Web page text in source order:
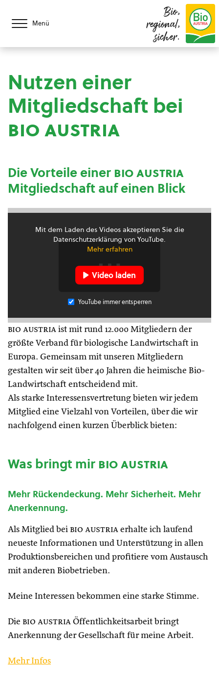
Menü
Bio,
regional,
sicher.
Nutzen einer
Mitgliedschaft bei
bio austria
Die Vorteile einerbio austria
Mitgliedschaft auf einen Blick
Mit dem Laden des Videos akzeptieren Sie die
Datenschutzerklärung von YouTube.
Mehr erfahren
Video laden
YouTube immer entsperren
bio austria ist mit rund 12.000 Mitgliedern der
größte Verband für biologische Landwirtschaft in
Europa. Gemeinsam mit unseren Mitgliedern
gestalten wir seit über 40 Jahren die heimische Bio-
Landwirtschaft entscheidend mit.
Als starke Interessensvertretung bieten wir jedem
Mitglied eine Vielzahl von Vorteilen, über die wir
nachfolgend einen kurzen Überblick bieten:
Was bringt mirbio austria
Mehr Rückendeckung. Mehr Sicherheit. Mehr
Anerkennung.
Als Mitglied bei bio austria erhalte ich laufend
neueste Informationen und Unterstützung in allen
Produktionsbereichen und profitiere vom Austausch
mit anderen Biobetrieben.
Meine Interessen bekommen eine starke Stimme.
Die bio austria Öffentlichkeitsarbeit bringt
Anerkennung der Gesellschaft für meine Arbeit.
Mehr Infos